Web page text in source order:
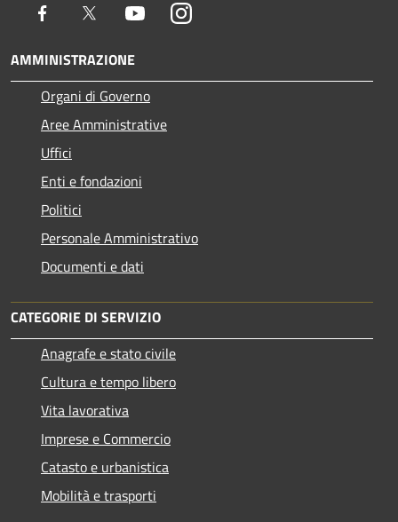
Facebook Twitter YoutubeInstagram
AMMINISTRAZIONE
Organi di Governo
Aree Amministrative
Uffici
Enti e fondazioni
Politici
Personale Amministrativo
Documenti e dati
CATEGORIE DI SERVIZIO
Anagrafe e stato civile
Cultura e tempo libero
Vita lavorativa
Imprese e Commercio
Catasto e urbanistica
Mobilità e trasporti